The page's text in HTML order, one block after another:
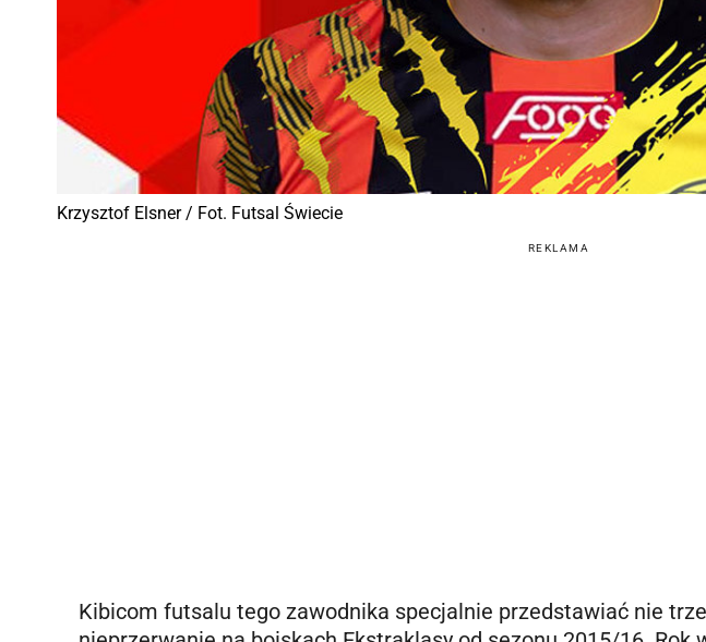
Krzysztof Elsner / Fot. Futsal Świecie
REKLAMA
Kibicom futsalu tego zawodnika specjalnie przedstawiać nie